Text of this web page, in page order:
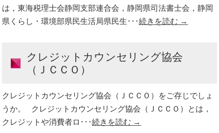
は，東海税理士会静岡支部連合会，静岡県司法書士会，静岡
県くらし・環境部県民生活局県民生･･･続きを読む →
クレジットカウンセリング協会
（ＪＣＣＯ）
クレジットカウンセリング協会（ＪＣＣＯ）をご存じでしょ
うか。 クレジットカウンセリング協会（ＪＣＣＯ）とは，
クレジットや消費者ロ･･･続きを読む →